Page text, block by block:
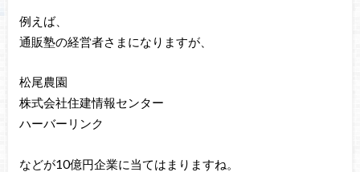
例えば、
通販塾の経営者さまになりますが、
松尾農園
株式会社住建情報センター
ハーバーリンク
などが10億円企業に当てはまりますね。